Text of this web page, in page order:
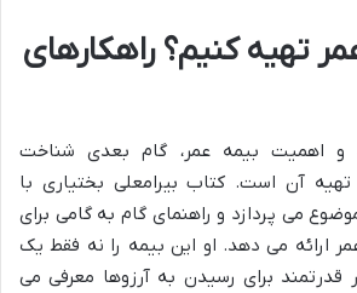
تهیه کنیم؟ راهکارهای
اهمیت بیمه عمر، گام بعدی شناخت
تهیه آن است. کتاب بیرامعلی بختیاری با
می پردازد و راهنمای گام به گامی برای
ارائه می دهد. او این بیمه را نه فقط یک
قدرتمند برای رسیدن به آرزوها معرفی می